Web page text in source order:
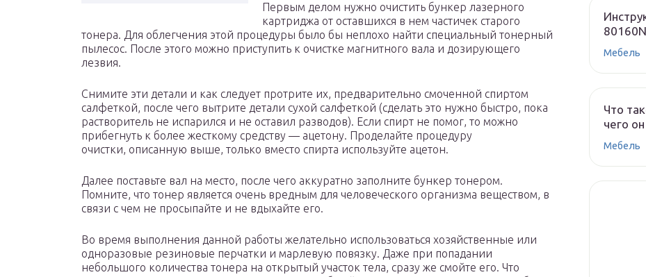
Первым делом нужно очистить бункер лазерного
картриджа от оставшихся в нем частичек старого
тонера. Для облегчения этой процедуры было бы неплохо найти специальный тонерный
пылесос. После этого можно приступить к очистке магнитного вала и дозирующего
лезвия.
Снимите эти детали и как следует протрите их, предварительно смоченной спиртом
салфеткой, после чего вытрите детали сухой салфеткой (сделать это нужно быстро, пока
растворитель не испарился и не оставил разводов). Если спирт не помог, то можно
прибегнуть к более жесткому средству — ацетону. Проделайте процедуру
очистки, описанную выше, только вместо спирта используйте ацетон.
Далее поставьте вал на место, после чего аккуратно заполните бункер тонером.
Помните, что тонер является очень вредным для человеческого организма веществом, в
связи с чем не просыпайте и не вдыхайте его.
Во время выполнения данной работы желательно использоваться хозяйственные или
одноразовые резиновые перчатки и марлевую повязку. Даже при попадании
небольшого количества тонера на открытый участок тела, сразу же смойте его. Что
80160N
Мебель
Что
чего
Мебель